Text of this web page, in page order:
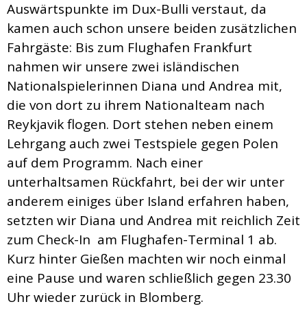
Auswärtspunkte im Dux-Bulli verstaut, da
kamen auch schon unsere beiden zusätzlichen
Fahrgäste: Bis zum Flughafen Frankfurt
nahmen wir unsere zwei isländischen
Nationalspielerinnen Diana und Andrea mit,
die von dort zu ihrem Nationalteam nach
Reykjavik flogen. Dort stehen neben einem
Lehrgang auch zwei Testspiele gegen Polen
auf dem Programm. Nach einer
unterhaltsamen Rückfahrt, bei der wir unter
anderem einiges über Island erfahren haben,
setzten wir Diana und Andrea mit reichlich Zeit
zum Check-In am Flughafen-Terminal 1 ab.
Kurz hinter Gießen machten wir noch einmal
eine Pause und waren schließlich gegen 23.30
Uhr wieder zurück in Blomberg.